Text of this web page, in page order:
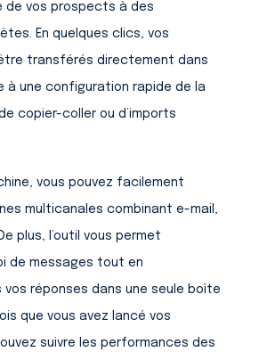
de vos prospects à des
En quelques clics, vos
transférés directement dans
à une configuration rapide de la
de copier-coller ou d’imports
vous pouvez facilement
multicanales combinant e-mail,
plus, l’outil vous permet
de messages tout en
réponses dans une seule boîte
que vous avez lancé vos
suivre les performances des